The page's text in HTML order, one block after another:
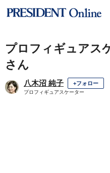
プロフィギュアス
さん
八木沼 純子 +フォロー
プロフィギュアスケーター